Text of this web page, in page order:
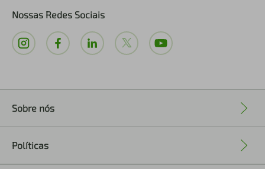
Nossas Redes Sociais
Sobre nós
Políticas